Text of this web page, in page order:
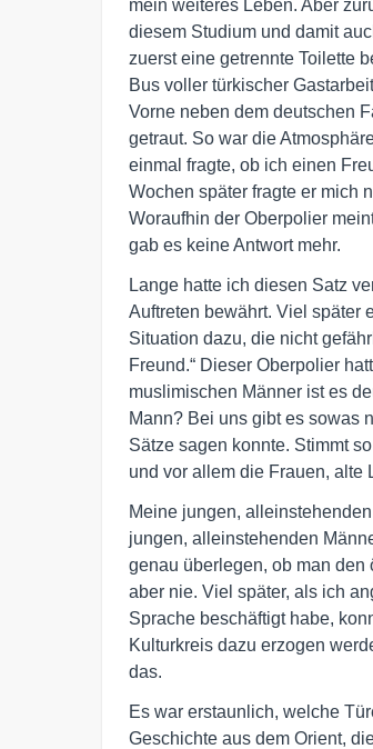
mein weiteres Leben. Aber
diesem Studium und damit
zuerst eine getrennte Toilette
Bus voller türkischer
Vorne neben dem deutschen
getraut. So war die
einmal fragte, ob ich einen
Wochen später fragte er mich
Woraufhin der Oberpolier
gab es keine Antwort mehr.
Lange hatte ich diesen Satz
Auftreten bewährt. Viel später
Situation dazu, die nicht
Freund.“ Dieser Oberpolier
muslimischen Männer ist es
Mann? Bei uns gibt es sowas
Sätze sagen konnte. Stimmt
und vor allem die Frauen, alte
Meine jungen,
jungen, alleinstehenden
genau überlegen, ob man den
aber nie. Viel später, als ich
Sprache beschäftigt habe,
Kulturkreis dazu erzogen
das.
Es war erstaunlich, welche
Geschichte aus dem Orient,